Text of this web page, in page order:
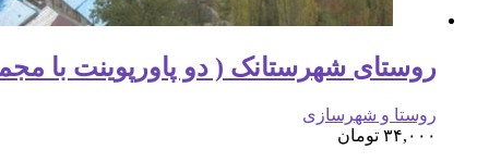
روستای شهرستانک ( دو پاورپوینت با مجموع 374
روستا و شهرسازی
۳۴,۰۰۰ تومان